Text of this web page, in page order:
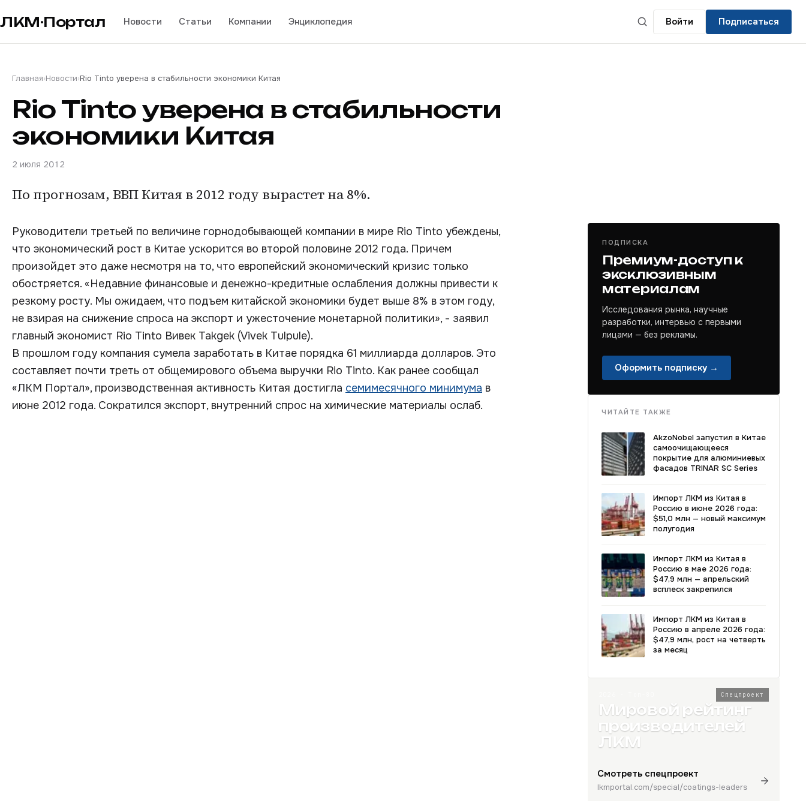
ЛКМ·Портал Новости Статьи Компании Энциклопедия Войти Подписаться
Главная›Новости›Rio Tinto уверена в стабильности экономики Китая
Rio Tinto уверена в стабильности
экономики Китая
2 июля 2012
По прогнозам, ВВП Китая в 2012 году вырастет на 8%.
Руководители третьей по величине горнодобывающей компании в мире Rio Tinto убеждены,
что экономический рост в Китае ускорится во второй половине 2012 года. Причем
произойдет это даже несмотря на то, что европейский экономический кризис только
обостряется. «Недавние финансовые и денежно-кредитные ослабления должны привести к
резкому росту. Мы ожидаем, что подъем китайской экономики будет выше 8% в этом году,
не взирая на снижение спроса на экспорт и ужесточение монетарной политики», - заявил
главный экономист Rio Tinto Вивек Takgek (Vivek Tulpule).
В прошлом году компания сумела заработать в Китае порядка 61 миллиарда долларов. Это
составляет почти треть от общемирового объема выручки Rio Tinto. Как ранее сообщал
«ЛКМ Портал», производственная активность Китая достигла семимесячного минимума в
июне 2012 года. Сократился экспорт, внутренний спрос на химические материалы ослаб.
ПОДПИСКА
Премиум-доступ к
эксклюзивным
материалам
Исследования рынка, научные
разработки, интервью с первыми
лицами — без рекламы.
Оформить подписку →
ЧИТАЙТЕ ТАКЖЕ
AkzoNobel запустил в Китае
самоочищающееся
покрытие для алюминиевых
фасадов TRINAR SC Series
Импорт ЛКМ из Китая в
Россию в июне 2026 года:
$51,0 млн — новый максимум
полугодия
Импорт ЛКМ из Китая в
Россию в мае 2026 года:
$47,9 млн — апрельский
всплеск закрепился
Импорт ЛКМ из Китая в
Россию в апреле 2026 года:
$47,9 млн, рост на четверть
за месяц
Спецпроект
Мировой рейтинг
производителей
ЛКМ
Смотреть спецпроект
lkmportal.com/special/coatings-leaders